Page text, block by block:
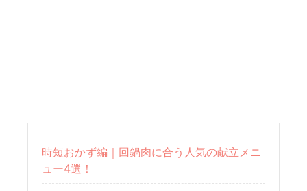
時短おかず編｜回鍋肉に合う人気の献立メニ
ュー4選！